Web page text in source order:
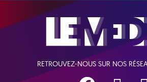
RETROUVEZ-NOUS SUR NOS